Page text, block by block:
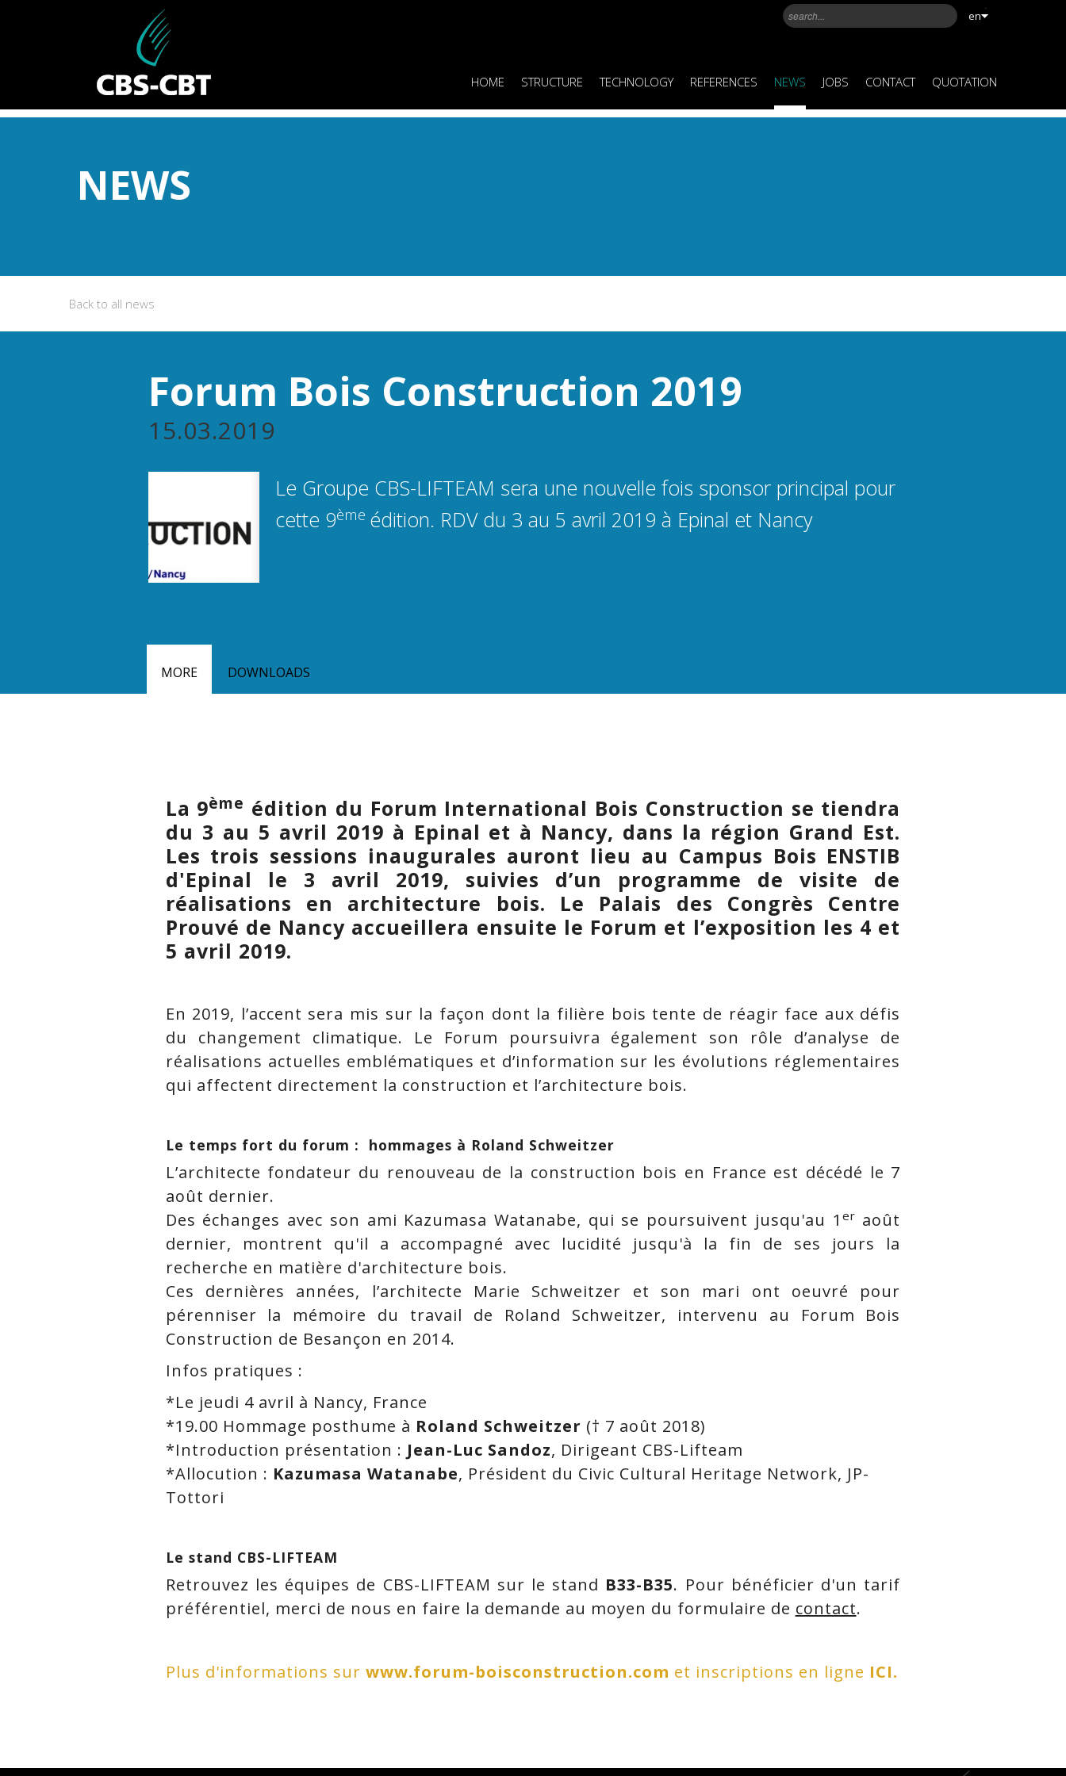
en
HOME STRUCTURE TECHNOLOGY REFERENCES NEWS JOBS CONTACT QUOTATION
NEWS
Back to all news
Forum Bois Construction 2019
15.03.2019
Le Groupe CBS-LIFTEAM sera une nouvelle fois sponsor principal pour
cette 9ème édition. RDV du 3 au 5 avril 2019 à Epinal et Nancy
MORE DOWNLOADS
La 9ème édition du Forum International Bois Construction se tiendra
du 3 au 5 avril 2019 à Epinal et à Nancy, dans la région Grand Est.
Les trois sessions inaugurales auront lieu au Campus Bois ENSTIB
d'Epinal le 3 avril 2019, suivies d’un programme de visite de
réalisations en architecture bois. Le Palais des Congrès Centre
Prouvé de Nancy accueillera ensuite le Forum et l’exposition les 4 et
5 avril 2019.
En 2019, l’accent sera mis sur la façon dont la filière bois tente de réagir face aux défis
du changement climatique. Le Forum poursuivra également son rôle d’analyse de
réalisations actuelles emblématiques et d’information sur les évolutions réglementaires
qui affectent directement la construction et l’architecture bois.
Le temps fort du forum : hommages à Roland Schweitzer
L’architecte fondateur du renouveau de la construction bois en France est décédé le 7
août dernier.
Des échanges avec son ami Kazumasa Watanabe, qui se poursuivent jusqu'au 1 er août
dernier, montrent qu'il a accompagné avec lucidité jusqu'à la fin de ses jours la
recherche en matière d'architecture bois.
Ces dernières années, l’architecte Marie Schweitzer et son mari ont oeuvré pour
pérenniser la mémoire du travail de Roland Schweitzer, intervenu au Forum Bois
Construction de Besançon en 2014.
Infos pratiques :
*Le jeudi 4 avril à Nancy, France
*19.00 Hommage posthume à Roland Schweitzer († 7 août 2018)
*Introduction présentation : Jean-Luc Sandoz, Dirigeant CBS-Lifteam
*Allocution : Kazumasa Watanabe, Président du Civic Cultural Heritage Network, JP-
Tottori
Le stand CBS-LIFTEAM
Retrouvez les équipes de CBS-LIFTEAM sur le stand B33-B35. Pour bénéficier d'un tarif
préférentiel, merci de nous en faire la demande au moyen du formulaire de contact.
Plus d'informations sur www.forum-boisconstruction.com et inscriptions en ligne ICI.